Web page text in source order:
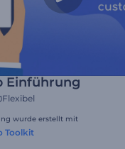
Einführung
Flexibel
wurde erstellt mit
Toolkit